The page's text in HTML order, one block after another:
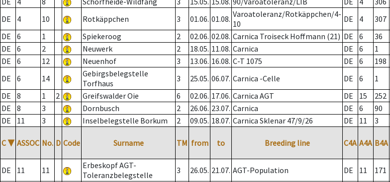
DE
4 10 Rotkäppchen 3 01.06. 01.08. Varoatoleranz/Rotkäppchen/4-
10
DE 4 307
DE
6 1 Spiekeroog 2 02.06. 02.08. Carnica Troiseck Hoffmann (21) DE 6 36
DE
6 2 Neuwerk 2 18.05. 11.08. Carnica DE 6 1
DE
6 12 Neuenhof 3 13.06. 16.08. C-T 1075 DE 6 198
DE
6 14
Gebirgsbelegstelle
Torfhaus
3 25.05. 06.07. Carnica -Celle DE 6 1
DE
8 1 2 Greifswalder Oie 6 02.06. 17.06. Carnica AGT DE 15 252
DE
8 3 Dornbusch 2 26.06. 23.07. Carnica DE 6 90
DE
11 3 Inselbelegstelle Borkum 2 09.05. 18.07. Carnica Sklenar 47/9/26 DE 11 3
C ▼ ASSOC No. D Code Surname TM from to Breeding line C4A A4A B4A
DE 11 11
Erbeskopf AGT-
Toleranzbelegstelle
3 26.05. 21.07. AGT-Population DE 11 171